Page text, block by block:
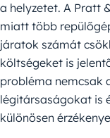
a helyzetet. A Pratt
miatt több
járatok számát
költségeket is
probléma nemcsak
légitársaságokat is
különösen